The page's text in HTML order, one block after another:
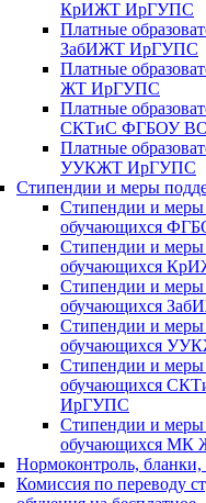
КрИЖТ ИрГУПС
Платные
ЗабИЖТ ИрГУПС
Платные
ЖТ ИрГУПС
Платные
СКТиС ФГБОУ
Платные
УУКЖТ ИрГУПС
Стипендии и меры
Стипендии и
обучающихся
Стипендии и
обучающихся
Стипендии и
обучающихся
Стипендии и
обучающихся
Стипендии и
обучающихся
ИрГУПС
Стипендии и
обучающихся
Нормоконтроль, бланки,
Комиссия по переводу